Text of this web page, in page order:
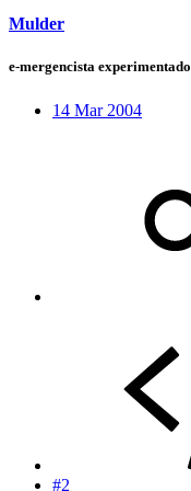
Mulder
e-mergencista experimentado
14 Mar 2004
#2